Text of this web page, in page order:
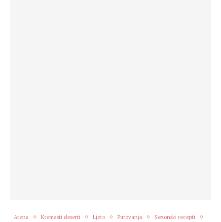
Atena Kremasti deserti Ljeto Putovanja
Sezonski recepti